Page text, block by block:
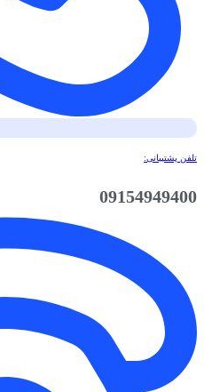
تلفن پشتیبانی:
09154949400